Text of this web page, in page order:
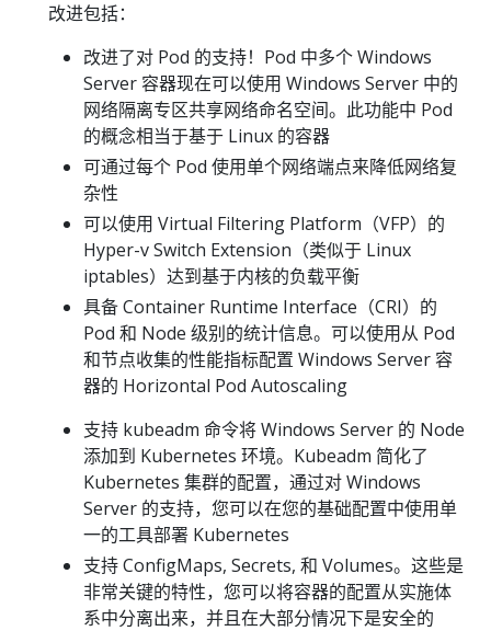
改进包括：
改进了对 Pod 的支持！Pod 中多个 Windows
Server 容器现在可以使用 Windows Server 中的
网络隔离专区共享网络命名空间。此功能中 Pod
的概念相当于基于 Linux 的容器
可通过每个 Pod 使用单个网络端点来降低网络复
杂性
可以使用 Virtual Filtering Platform（VFP）的
Hyper-v Switch Extension（类似于 Linux
iptables）达到基于内核的负载平衡
具备 Container Runtime Interface（CRI）的
Pod 和 Node 级别的统计信息。可以使用从 Pod
和节点收集的性能指标配置 Windows Server 容
器的 Horizontal Pod Autoscaling
支持 kubeadm 命令将 Windows Server 的 Node
添加到 Kubernetes 环境。Kubeadm 简化了
Kubernetes 集群的配置，通过对 Windows
Server 的支持，您可以在您的基础配置中使用单
一的工具部署 Kubernetes
支持 ConfigMaps, Secrets, 和 Volumes。这些是
非常关键的特性，您可以将容器的配置从实施体
系中分离出来，并且在大部分情况下是安全的